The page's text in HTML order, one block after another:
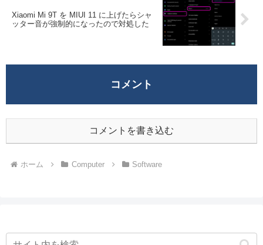
Xiaomi Mi 9T を MIUI 11 に上げたらシャ
ッター音が強制的になったので対処した
コメント
コメントを書き込む
ホーム Computer Software